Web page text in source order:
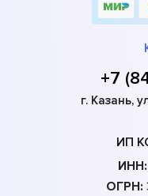
+7
г. Казань,
ИП
ИНН:
ОГРН: